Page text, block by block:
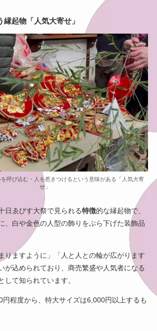
起物「人気大寄せ」
呼び込む・人を惹きつけるという意味がある「人気大寄
せ」
日ゑびす大祭で見られる特徴的な縁起物で、
、白や金色の人型の飾りをぶら下げた装飾品
りますように」「人と人との輪が広がります
が込められており、商売繁盛や人気者になる
して知られています。
円程度から、特大サイズは6,000円以上するも